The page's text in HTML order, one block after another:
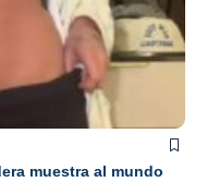
muestra al mundo